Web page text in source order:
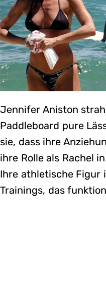
Jennifer Aniston
Paddleboard pure
sie, dass ihre
ihre Rolle als Rachel
Ihre athletische Figur
Trainings, das